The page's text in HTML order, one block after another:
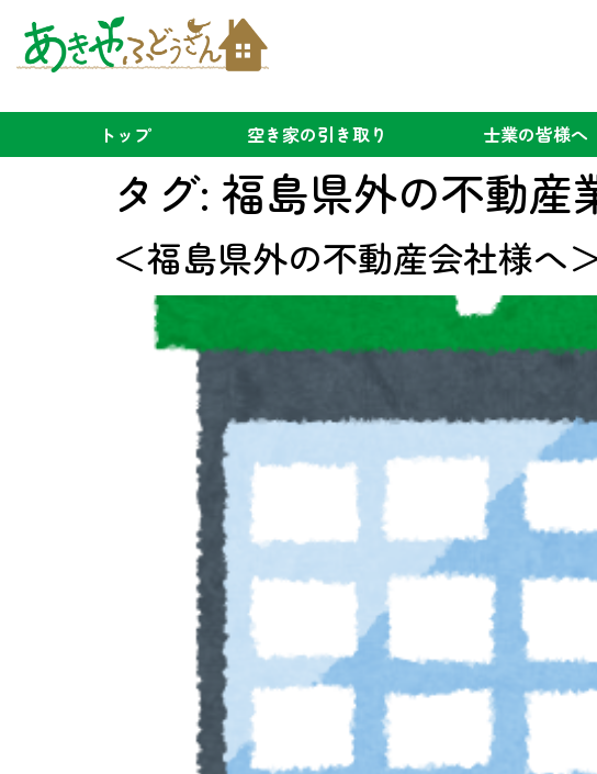
トップ 空き家の引き取り 士業の皆様へ
タグ: 福島県外の不動産
＜福島県外の不動産会社様へ